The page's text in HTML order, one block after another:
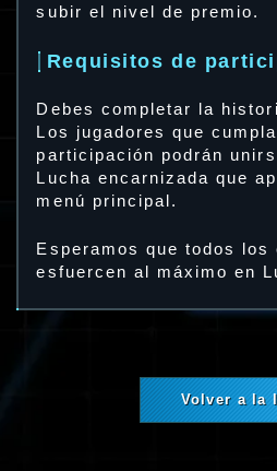
subir el nivel de premio.
Requisitos de
Debes completar la
Los jugadores que
participación podrán
Lucha encarnizada que
menú principal.
Esperamos que todos los
esfuercen al máximo en
Volver a la